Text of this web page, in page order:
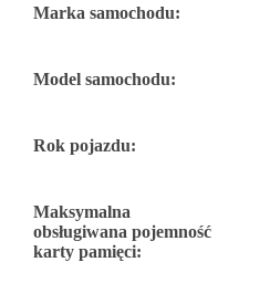
Marka samochodu:
Model samochodu:
Rok pojazdu:
Maksymalna
obsługiwana pojemność
karty pamięci: